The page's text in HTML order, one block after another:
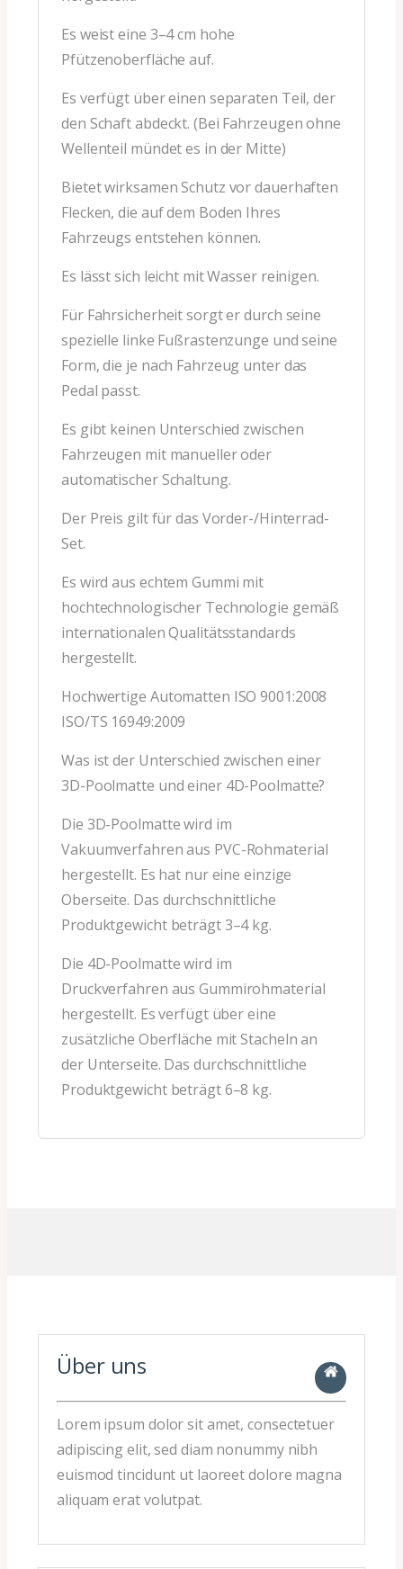
Es weist eine 3–4 cm hohe
Pfützenoberfläche auf.
Es verfügt über einen separaten Teil, der
den Schaft abdeckt. (Bei Fahrzeugen ohne
Wellenteil mündet es in der Mitte)
Bietet wirksamen Schutz vor dauerhaften
Flecken, die auf dem Boden Ihres
Fahrzeugs entstehen können.
Es lässt sich leicht mit Wasser reinigen.
Für Fahrsicherheit sorgt er durch seine
spezielle linke Fußrastenzunge und seine
Form, die je nach Fahrzeug unter das
Pedal passt.
Es gibt keinen Unterschied zwischen
Fahrzeugen mit manueller oder
automatischer Schaltung.
Der Preis gilt für das Vorder-/Hinterrad-
Set.
Es wird aus echtem Gummi mit
hochtechnologischer Technologie gemäß
internationalen Qualitätsstandards
hergestellt.
Hochwertige Automatten ISO 9001:2008
ISO/TS 16949:2009
Was ist der Unterschied zwischen einer
3D-Poolmatte und einer 4D-Poolmatte?
Die 3D-Poolmatte wird im
Vakuumverfahren aus PVC-Rohmaterial
hergestellt. Es hat nur eine einzige
Oberseite. Das durchschnittliche
Produktgewicht beträgt 3–4 kg.
Die 4D-Poolmatte wird im
Druckverfahren aus Gummirohmaterial
hergestellt. Es verfügt über eine
zusätzliche Oberfläche mit Stacheln an
der Unterseite. Das durchschnittliche
Produktgewicht beträgt 6–8 kg.
Über uns
Lorem ipsum dolor sit amet, consectetuer
adipiscing elit, sed diam nonummy nibh
euismod tincidunt ut laoreet dolore magna
aliquam erat volutpat.